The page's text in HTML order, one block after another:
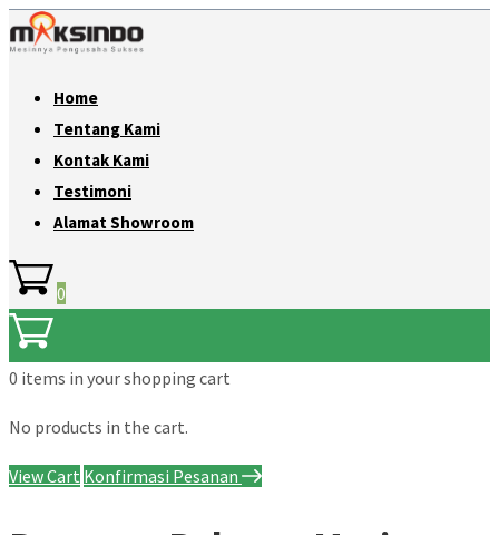
Home
Tentang Kami
Kontak Kami
Testimoni
Alamat Showroom
0
0 items in your shopping cart
No products in the cart.
View Cart Konfirmasi Pesanan